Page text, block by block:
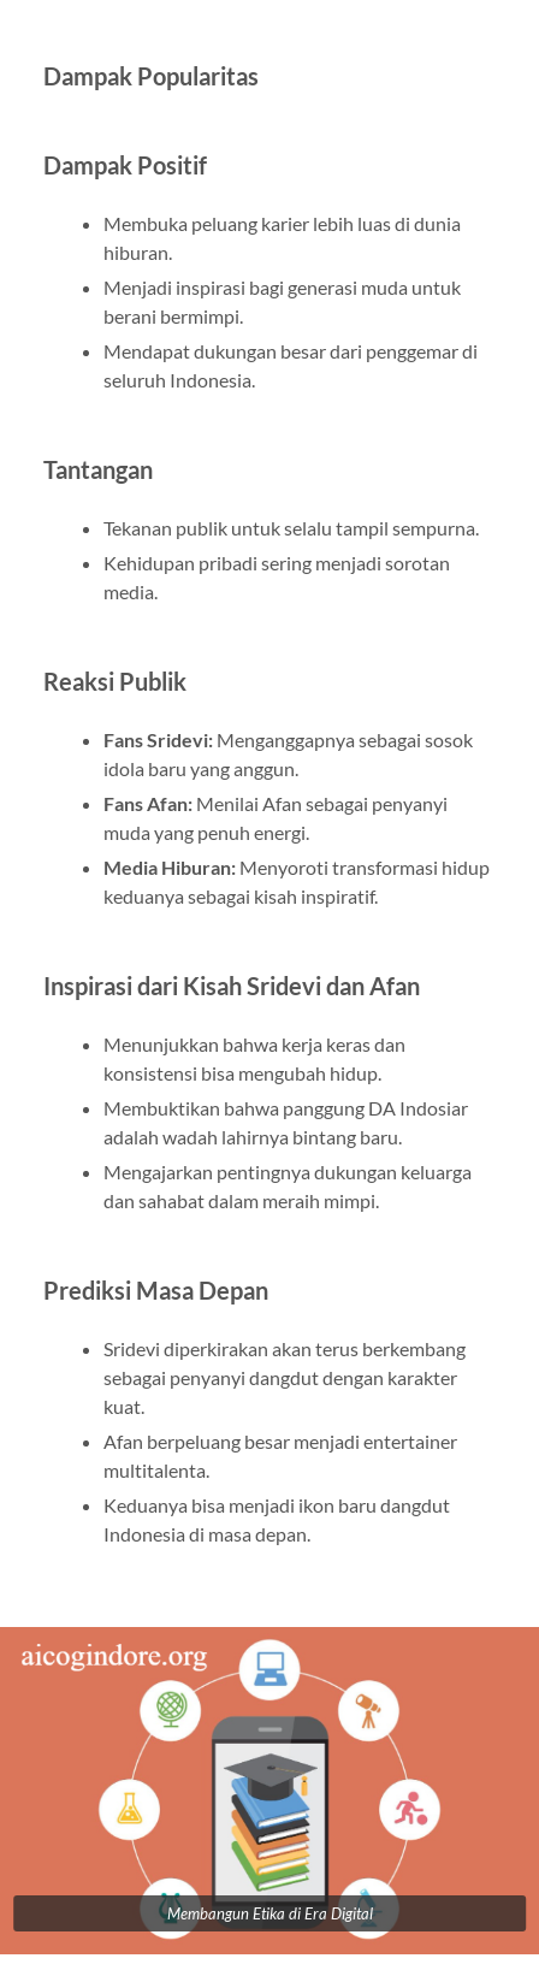
Dampak Popularitas
Dampak Positif
Membuka peluang karier lebih luas di dunia
hiburan.
Menjadi inspirasi bagi generasi muda untuk
berani bermimpi.
Mendapat dukungan besar dari penggemar di
seluruh Indonesia.
Tantangan
Tekanan publik untuk selalu tampil sempurna.
Kehidupan pribadi sering menjadi sorotan
media.
Reaksi Publik
Fans Sridevi:Menganggapnya sebagai sosok
idola baru yang anggun.
Fans Afan:Menilai Afan sebagai penyanyi
muda yang penuh energi.
Media Hiburan:Menyoroti transformasi hidup
keduanya sebagai kisah inspiratif.
Inspirasi dari Kisah Sridevi dan Afan
Menunjukkan bahwa kerja keras dan
konsistensi bisa mengubah hidup.
Membuktikan bahwa panggung DA Indosiar
adalah wadah lahirnya bintang baru.
Mengajarkan pentingnya dukungan keluarga
dan sahabat dalam meraih mimpi.
Prediksi Masa Depan
Sridevi diperkirakan akan terus berkembang
sebagai penyanyi dangdut dengan karakter
kuat.
Afan berpeluang besar menjadi entertainer
multitalenta.
Keduanya bisa menjadi ikon baru dangdut
Indonesia di masa depan.
Membangun Etika di Era Digital